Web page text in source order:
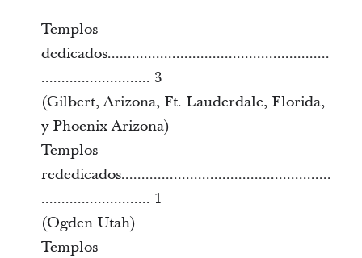
Templos
dedicados.......................................................
........................... 3
(Gilbert, Arizona, Ft. Lauderdale, Florida,
y Phoenix Arizona)
Templos
rededicados....................................................
........................... 1
(Ogden Utah)
Templos